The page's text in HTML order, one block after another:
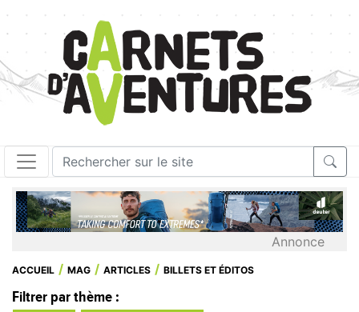
Annonce
ACCUEIL MAG ARTICLES BILLETS ET ÉDITOS
Filtrer par thème :